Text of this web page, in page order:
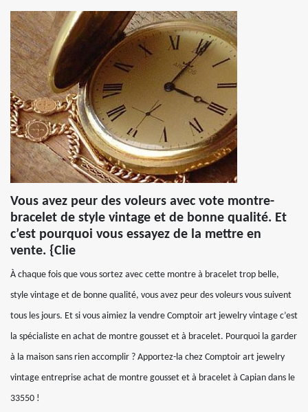
Vous avez peur des voleurs avec vote montre-
bracelet de style vintage et de bonne qualité. Et
c’est pourquoi vous essayez de la mettre en
vente. {Clie
À chaque fois que vous sortez avec cette montre à bracelet trop belle,
style vintage et de bonne qualité, vous avez peur des voleurs vous suivent
tous les jours. Et si vous aimiez la vendre Comptoir art jewelry vintage c’est
la spécialiste en achat de montre gousset et à bracelet. Pourquoi la garder
à la maison sans rien accomplir ? Apportez-la chez Comptoir art jewelry
vintage entreprise achat de montre gousset et à bracelet à Capian dans le
33550 !